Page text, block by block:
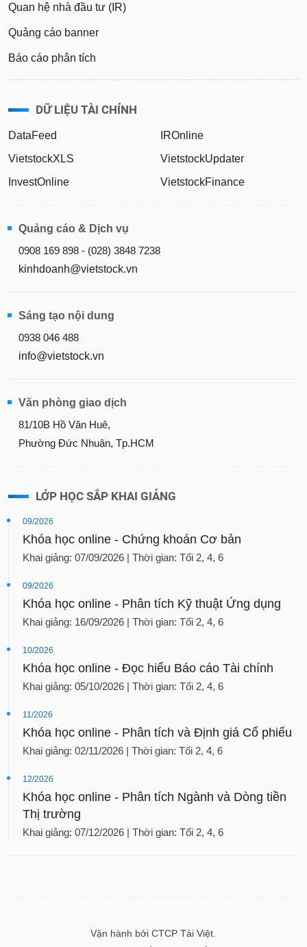
Quan hệ nhà đầu tư (IR)
Quảng cáo banner
Báo cáo phân tích
DỮ LIỆU TÀI CHÍNH
DataFeed
VietstockXLS
InvestOnline
IROnline
VietstockUpdater
VietstockFinance
Quảng cáo & Dịch vụ
0908 169 898 - (028) 3848 7238
kinhdoanh@vietstock.vn
Sáng tạo nội dung
0938 046 488
info@vietstock.vn
Văn phòng giao dịch
81/10B Hồ Văn Huê,
Phường Đức Nhuận, Tp.HCM
LỚP HỌC SẮP KHAI GIẢNG
09/2026
Khóa học online - Chứng khoán Cơ bản
Khai giảng: 07/09/2026 | Thời gian: Tối 2, 4, 6
09/2026
Khóa học online - Phân tích Kỹ thuật Ứng dụng
Khai giảng: 16/09/2026 | Thời gian: Tối 2, 4, 6
10/2026
Khóa học online - Đọc hiểu Báo cáo Tài chính
Khai giảng: 05/10/2026 | Thời gian: Tối 2, 4, 6
11/2026
Khóa học online - Phân tích và Định giá Cổ phiếu
Khai giảng: 02/11/2026 | Thời gian: Tối 2, 4, 6
12/2026
Khóa học online - Phân tích Ngành và Dòng tiền
Thị trường
Khai giảng: 07/12/2026 | Thời gian: Tối 2, 4, 6
Vận hành bởi CTCP Tài Việt.